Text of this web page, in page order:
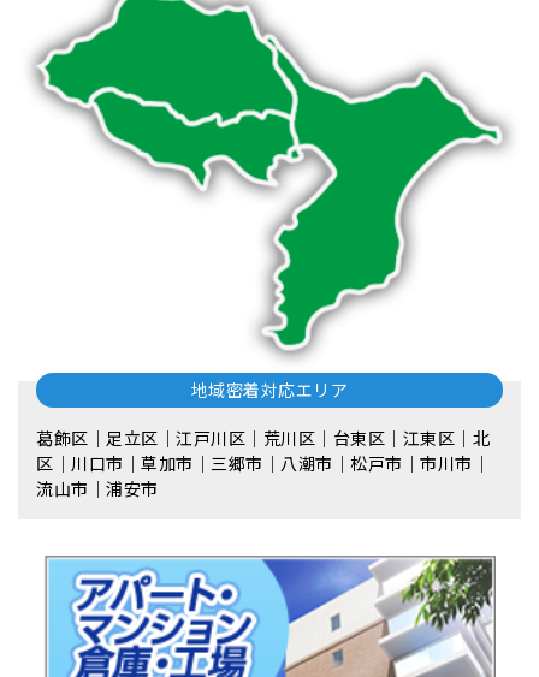
地域密着対応エリア
葛飾区｜足立区｜江戸川区｜荒川区｜台東区｜江東区｜北
区｜川口市｜草加市｜三郷市｜八潮市｜松⼾市｜市川市｜
流⼭市｜浦安市